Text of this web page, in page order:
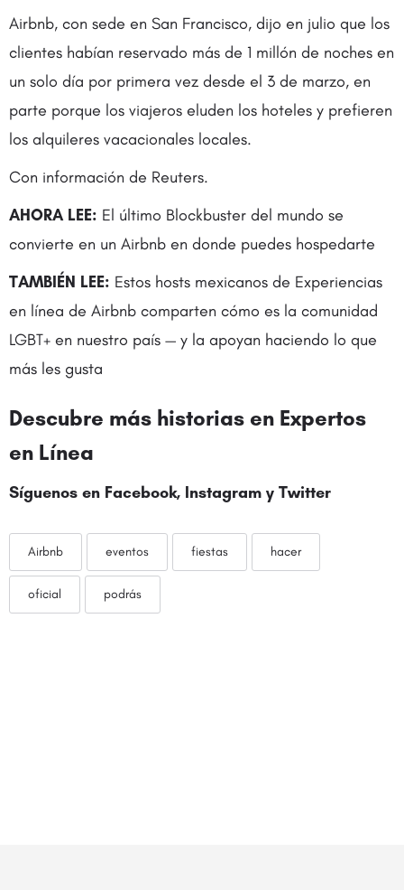
Airbnb, con sede en San Francisco, dijo en julio que los
clientes habían reservado más de 1 millón de noches en
un solo día por primera vez desde el 3 de marzo, en
parte porque los viajeros eluden los hoteles y prefieren
los alquileres vacacionales locales.
Con información de Reuters.
AHORA LEE: El último Blockbuster del mundo se
convierte en un Airbnb en donde puedes hospedarte
TAMBIÉN LEE: Estos hosts mexicanos de Experiencias
en línea de Airbnb comparten cómo es la comunidad
LGBT+ en nuestro país — y la apoyan haciendo lo que
más les gusta
Descubre más historias en Expertos
en Línea
Síguenos en Facebook, Instagram y Twitter
Airbnb eventos fiestas hacer
oficial podrás